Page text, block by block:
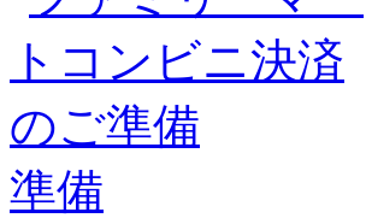
準備